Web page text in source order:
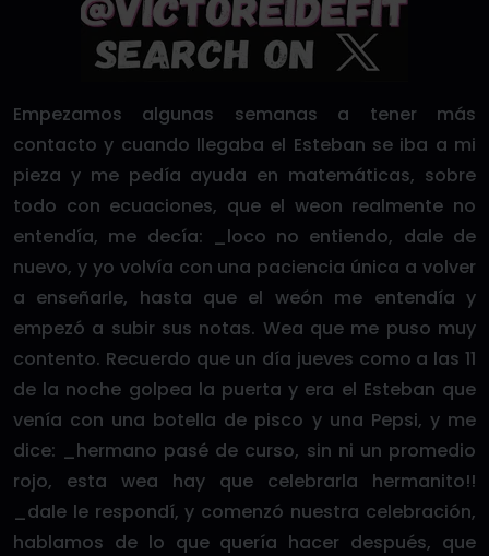
Empezamos algunas semanas a tener más
contacto y cuando llegaba el Esteban se iba a mi
pieza y me pedía ayuda en matemáticas, sobre
todo con ecuaciones, que el weon realmente no
entendía, me decía: _loco no entiendo, dale de
nuevo, y yo volvía con una paciencia única a volver
a enseñarle, hasta que el weón me entendía y
empezó a subir sus notas. Wea que me puso muy
contento. Recuerdo que un día jueves como a las 11
de la noche golpea la puerta y era el Esteban que
venía con una botella de pisco y una Pepsi, y me
dice: _hermano pasé de curso, sin ni un promedio
rojo, esta wea hay que celebrarla hermanito!!
_dale le respondí, y comenzó nuestra celebración,
hablamos de lo que quería hacer después, que